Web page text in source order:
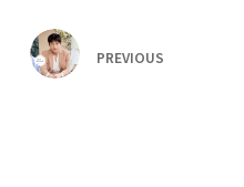
PREVIOUS